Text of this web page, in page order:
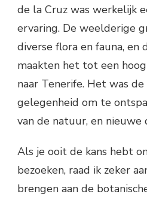
de la Cruz was werkelijk
ervaring. De weelderige
diverse flora en fauna, en
maakten het tot een
naar Tenerife. Het was
gelegenheid om te
van de natuur, en
Als je ooit de kans hebt
bezoeken, raad ik zeker
brengen aan de